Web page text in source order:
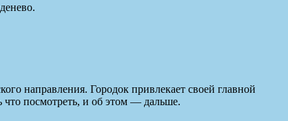
направления. Городок привлекает своей главной
что посмотреть, и об этом — дальше.